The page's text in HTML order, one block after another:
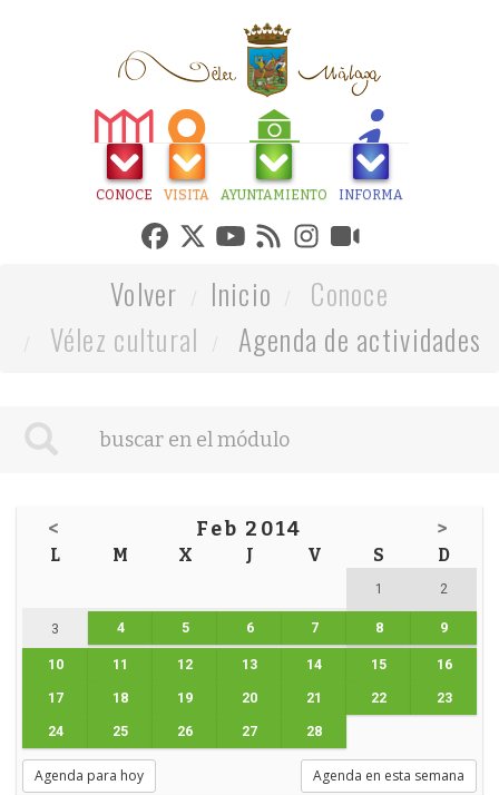
CONOCE VISITA AYUNTAMIENTO INFORMA
Volver Inicio
Conoce
Vélez cultural
Agenda de actividades
< Feb 2014 >
L M X J V S D
1 2
3 4 5 6 7 8 9
10 11 12 13 14 15 16
17 18 19 20 21 22 23
24 25 26 27 28
Agenda para hoy Agenda en esta semana